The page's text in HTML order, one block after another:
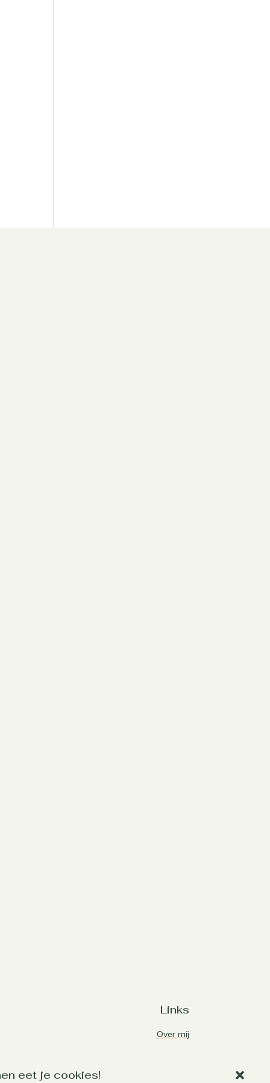
eet je cookies!
Links
Over mij
Algemene voorwaarden